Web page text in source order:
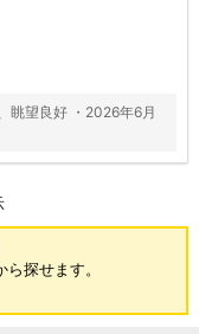
眺望良好 ・2026年6月
ら探せます。